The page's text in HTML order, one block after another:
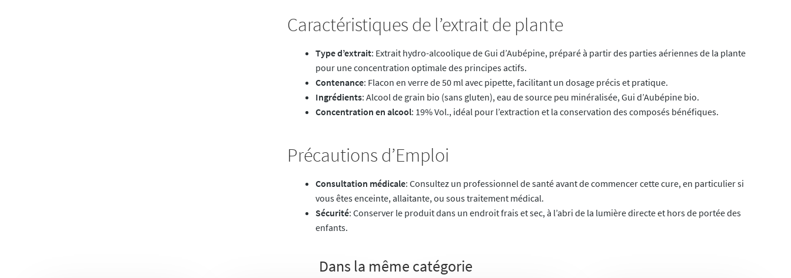
Caractéristiques de l’extrait de plante
Type d’extrait: Extrait hydro-alcoolique de Gui d’Aubépine, préparé à partir des parties aériennes de la plante
pour une concentration optimale des principes actifs.
Contenance: Flacon en verre de 50 ml avec pipette, facilitant un dosage précis et pratique.
Ingrédients: Alcool de grain bio (sans gluten), eau de source peu minéralisée, Gui d’Aubépine bio.
Concentration en alcool: 19% Vol., idéal pour l’extraction et la conservation des composés bénéfiques.
Précautions d’Emploi
Consultation médicale: Consultez un professionnel de santé avant de commencer cette cure, en particulier si
vous êtes enceinte, allaitante, ou sous traitement médical.
Sécurité: Conserver le produit dans un endroit frais et sec, à l’abri de la lumière directe et hors de portée des
enfants.
Dans la même catégorie